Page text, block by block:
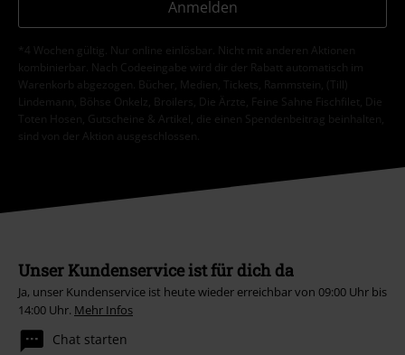
Anmelden
*4 Wochen gültig. Nur online einlösbar. Nicht mit anderen Aktionen
kombinierbar. Nach Codeeingabe wird dir der Rabatt automatisch im
Warenkorb abgezogen. Bücher, Medien, Tickets, Rammstein, (Till)
Lindemann, Böhse Onkelz, Broilers, Die Ärzte, Feine Sahne Fischfilet, Die
Toten Hosen, Gutscheine & Artikel, die einen Spendenbeitrag beinhalten,
sind von der Aktion ausgeschlossen.
Unser Kundenservice ist für dich da
Ja, unser Kundenservice ist heute wieder erreichbar von 09:00 Uhr bis
14:00 Uhr. Mehr Infos
Chat starten